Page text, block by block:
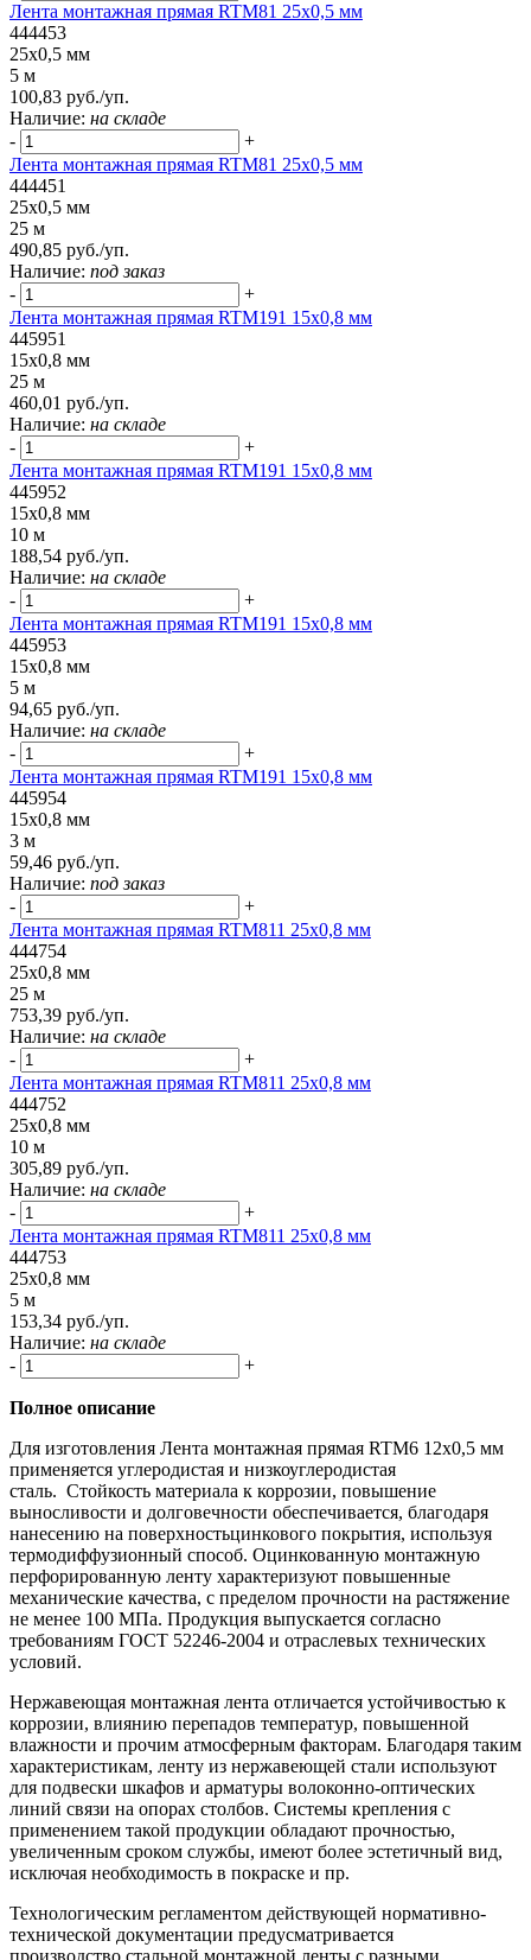
Лента монтажная прямая RTM81 25x0,5 мм
444453
25x0,5 мм
5 м
100,83 руб./уп.
Наличие: на складе
-
+
Лента монтажная прямая RTM81 25x0,5 мм
444451
25x0,5 мм
25 м
490,85 руб./уп.
Наличие: под заказ
-
+
Лента монтажная прямая RTM191 15x0,8 мм
445951
15x0,8 мм
25 м
460,01 руб./уп.
Наличие: на складе
-
+
Лента монтажная прямая RTM191 15x0,8 мм
445952
15x0,8 мм
10 м
188,54 руб./уп.
Наличие: на складе
-
+
Лента монтажная прямая RTM191 15x0,8 мм
445953
15x0,8 мм
5 м
94,65 руб./уп.
Наличие: на складе
-
+
Лента монтажная прямая RTM191 15x0,8 мм
445954
15x0,8 мм
3 м
59,46 руб./уп.
Наличие: под заказ
-
+
Лента монтажная прямая RTM811 25x0,8 мм
444754
25x0,8 мм
25 м
753,39 руб./уп.
Наличие: на складе
-
+
Лента монтажная прямая RTM811 25x0,8 мм
444752
25x0,8 мм
10 м
305,89 руб./уп.
Наличие: на складе
-
+
Лента монтажная прямая RTM811 25x0,8 мм
444753
25x0,8 мм
5 м
153,34 руб./уп.
Наличие: на складе
-
+
Полное описание
Для изготовления Лента монтажная прямая RTM6 12x0,5 мм
применяется углеродистая и низкоуглеродистая
сталь. Стойкость материала к коррозии, повышение
выносливости и долговечности обеспечивается, благодаря
нанесению на поверхностьцинкового покрытия, используя
термодиффузионный способ. Оцинкованную монтажную
перфорированную ленту характеризуют повышенные
механические качества, с пределом прочности на растяжение
не менее 100 МПа. Продукция выпускается согласно
требованиям ГОСТ 52246-2004 и отраслевых технических
условий.
Нержавеющая монтажная лента отличается устойчивостью к
коррозии, влиянию перепадов температур, повышенной
влажности и прочим атмосферным факторам. Благодаря таким
характеристикам, ленту из нержавеющей стали используют
для подвески шкафов и арматуры волоконно-оптических
линий связи на опорах столбов. Системы крепления с
применением такой продукции обладают прочностью,
увеличенным сроком службы, имеют более эстетичный вид,
исключая необходимость в покраске и пр.
Технологическим регламентом действующей нормативно-
технической документации предусматривается